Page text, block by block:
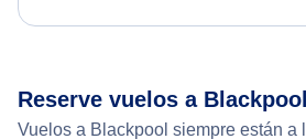
Reserve vuelos a
Vuelos a Blackpool siempre están a